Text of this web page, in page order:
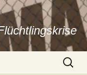
Suche
nach: